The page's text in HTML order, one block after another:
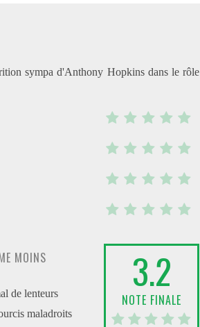
sympa d'Anthony Hopkins dans le rôle
MOINS
de lenteurs
maladroits
3.2
NOTE FINALE